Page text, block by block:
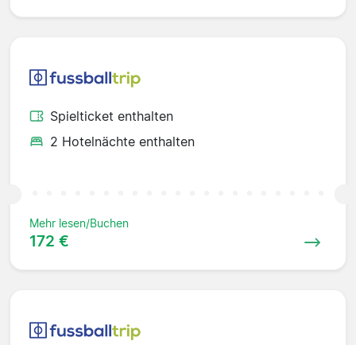
Spielticket enthalten
2 Hotelnächte enthalten
Mehr lesen/Buchen
172 €